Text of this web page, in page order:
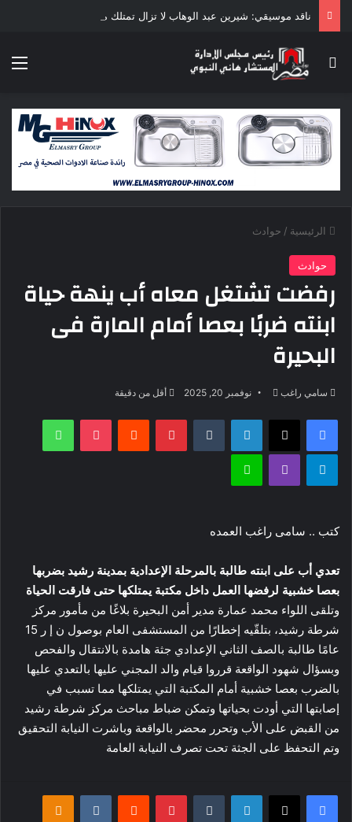
ناقد موسيقي: شيرين عبد الوهاب لا تزال تمتلك مقومات النجاح
بحث عن
الرئيسية / حوادث
حوادث
رفضت تشتغل معاه أب ينهة حياة
ابنته ضربًا بعصا أمام المارة فى
البحيرة
سامي راغب
أرسل
إلكترونيا
نوفمبر 20, 2025 أقل من دقيقة
فيسبوك ‫X لينكدإن بينتيريست ‫Pocket واتساب
تيلقرام ڤايبر لاين
كتب .. سامى راغب العمده
تعدي أب على ابنته طالبة بالمرحلة الإعدادية بمدينة رشيد بضربها
بعصا خشبية لرفضها العمل داخل مكتبة يمتلكها حتى فارقت الحياة
وتلقى اللواء محمد عمارة مدير أمن البحيرة بلاغًا من مأمور مركز
شرطة رشيد، بتلقّيه إخطارًا من المستشفى العام بوصول ن إ ر 15
عامًا طالبة بالصف الثاني الإعدادي جثة هامدة بالانتقال والفحص
وبسؤال شهود الواقعة قرروا قيام والد المجني عليها بالتعدي عليها
بالضرب بعصا خشبية أمام المكتبة التي يمتلكها مما تسبب في
إصابتها التي أودت بحياتها وتمكن ضباط مباحث مركز شرطة رشيد
من القبض على الأب وتحرر محضر بالواقعة وباشرت النيابة التحقيق
وتم التحفظ على الجثة تحت تصرف النيابة العامة
فيسبوك ‫X لينكدإن بينتيريست